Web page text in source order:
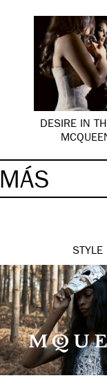
DESIRE IN
MÁS
STYLE